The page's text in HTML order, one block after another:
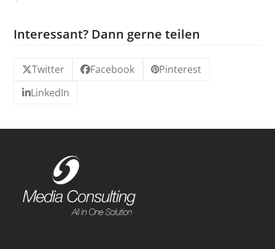
Interessant? Dann gerne teilen
Twitter Facebook
Pinterest
LinkedIn